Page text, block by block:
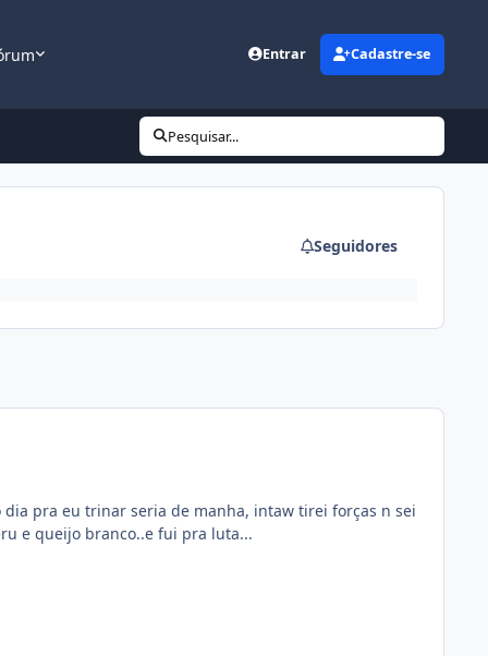
Entrar Cadastre-se
Pesquisar...
Seguidores
pra eu trinar seria de manha, intaw tirei forças n sei
e queijo branco..e fui pra luta...